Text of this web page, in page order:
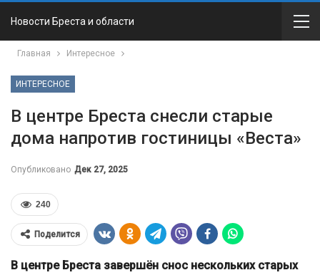
Новости Бреста и области
Главная Интересное
ИНТЕРЕСНОЕ
В центре Бреста снесли старые
дома напротив гостиницы «Веста»
Опубликовано Дек 27, 2025
240
Поделится
В центре Бреста завершён снос нескольких старых